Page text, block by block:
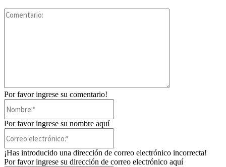
Por favor ingrese su comentario!
Por favor ingrese su nombre aquí
¡Has introducido una dirección de correo electrónico incorrecta!
Por favor ingrese su dirección de correo electrónico aquí